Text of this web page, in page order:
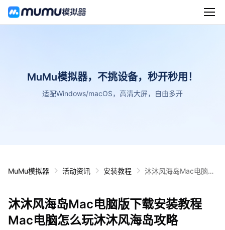
MuMu模拟器，不挑设备，秒开秒用！
适配Windows/macOS，高清大屏，自由多开
MuMu模拟器 活动资讯 安装教程
沐沐风海岛Mac电脑版
沐沐风海岛Mac电脑版下载安装教程
Mac电脑怎么玩沐沐风海岛攻略